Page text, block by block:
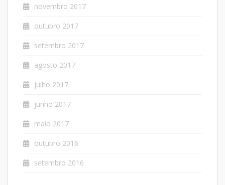
novembro 2017
outubro 2017
setembro 2017
agosto 2017
julho 2017
junho 2017
maio 2017
outubro 2016
setembro 2016